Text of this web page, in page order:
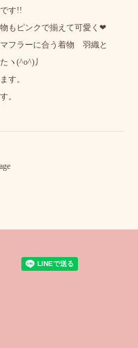
す!!
もピンクで揃えて可愛く❤
フラーに合う着物 羽織と
ヽ(^o^)丿
す。
。